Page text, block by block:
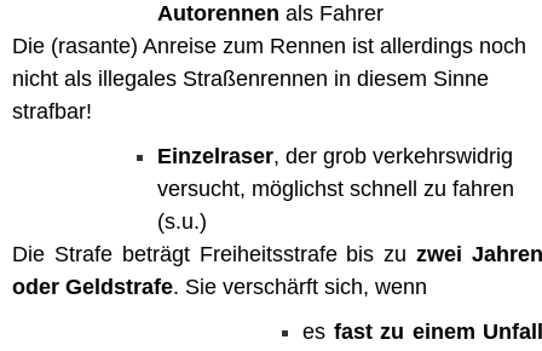
Autorennen als Fahrer
Die (rasante) Anreise zum Rennen ist allerdings noch
nicht als illegales Straßenrennen in diesem Sinne
strafbar!
Einzelraser, der grob verkehrswidrig
versucht, möglichst schnell zu fahren
(s.u.)
Die Strafe beträgt Freiheitsstrafe bis zuzwei
oder Geldstrafe. Sie verschärft sich, wenn
es fast zu einem Unfall